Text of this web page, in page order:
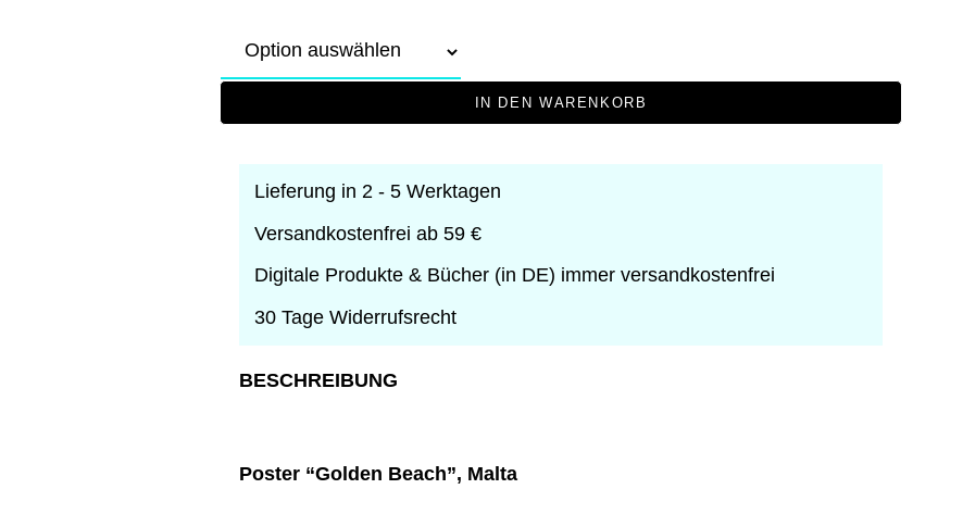
IN DEN WARENKORB
Lieferung in 2 - 5 Werktagen
Versandkostenfrei ab 59 €
Digitale Produkte & Bücher (in DE) immer versandkostenfrei
30 Tage Widerrufsrecht
BESCHREIBUNG
Poster “Golden Beach”, Malta